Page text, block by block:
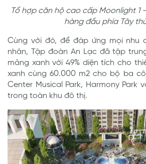
Tổ hợp căn hộ cao cấp Moonlight 1
hàng đầu phía Tây
Cùng với đó, để đáp ứng mọi nhu
nhân, Tập đoàn An Lạc đã tập
mảng xanh với 49% diện tích cho
xanh cùng 60.000 m2 cho bộ ba
Center Musical Park, Harmony Park
trong toàn khu đô thị.